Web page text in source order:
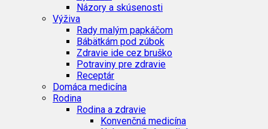
Názory a skúsenosti
Výživa
Rady malým papkáčom
Bábätkám pod zúbok
Zdravie ide cez bruško
Potraviny pre zdravie
Receptár
Domáca medicína
Rodina
Rodina a zdravie
Konvenčná medicína